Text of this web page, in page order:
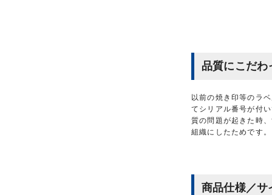
品質にこだわ
以前の焼き印等のラ
てシリアル番号が付
質の問題が起きた時
組織にしたためです。
商品仕様／サ